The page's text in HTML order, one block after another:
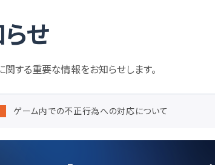
せ
する重要な情報をお知らせします。
ゲーム内での不正行為への対応について